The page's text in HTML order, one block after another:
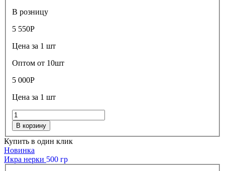
В розницу
5 550Р
Цена за 1 шт
Оптом от 10шт
5 000Р
Цена за 1 шт
В корзину
Купить в один клик
Новинка
Икра нерки 500 гр